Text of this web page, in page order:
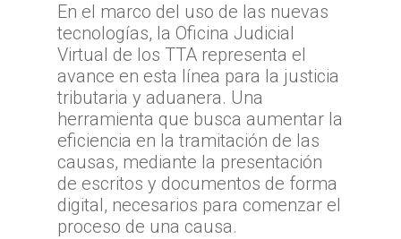
En el marco del uso de las nuevas
tecnologías, la Oficina Judicial
Virtual de los TTA representa el
avance en esta línea para la justicia
tributaria y aduanera. Una
herramienta que busca aumentar la
eficiencia en la tramitación de las
causas, mediante la presentación
de escritos y documentos de forma
digital, necesarios para comenzar el
proceso de una causa.